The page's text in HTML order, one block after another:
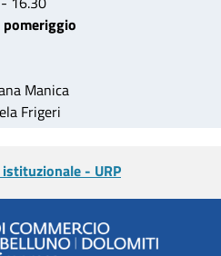
pomeriggio
Manica
Frigeri
- URP